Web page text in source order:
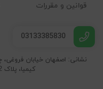
قوانین و مقررات
03133385830
کیمیا، پلاک 352 ،طبقه 2 ، واحد 4